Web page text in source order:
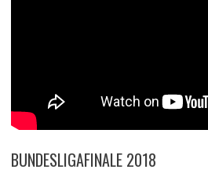
BUNDESLIGAFINALE 2018